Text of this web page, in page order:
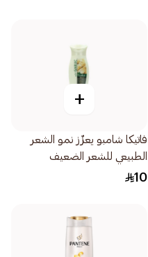
+
فاتيكا شامبو يعزّز نمو الشعر
الطبيعي للشعر الضعيف
والمتساقط 200مل
10